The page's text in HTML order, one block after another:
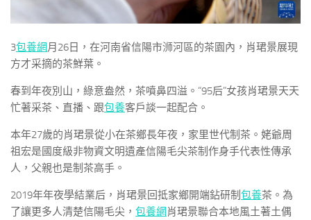
3包養網月26日，在河南省信陽市浉河區的茶園內，肖珺景展現
方才采摘的茶鮮葉。
春到年夜別山，綠意盎然，茶噴鼻四溢。“95后”女孩肖珺景天天
忙著采茶、直播、跟包養客戶談一起配合。
本年27歲的肖珺景從小在茶鄉長年夜，家里世代制茶。姥爺周
祖宏是國度級非物資文明遺產信陽毛尖茶制作身手代表性傳承
人，父親也是制茶高手。
2019年年夜學結業后，肖珺景回抵家鄉開端鉆研制包養茶。為
了讓更多人清楚信陽毛尖， 包養網 肖珺景聯合本地風土著土偶